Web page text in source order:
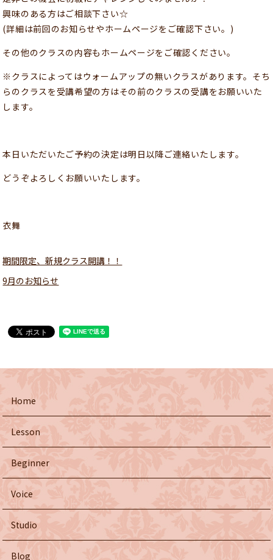
興味のある方はご相談下さい☆
(詳細は前回のお知らせやホームページをご確認下さい。)
その他のクラスの内容もホームページをご確認ください。
※クラスによってはウォームアップの無いクラスがあります。そち
らのクラスを受講希望の方はその前のクラスの受講をお願いいた
します。
本日いただいたご予約の決定は明日以降ご連絡いたします。
どうぞよろしくお願いいたします。
衣舞
期間限定、新規クラス開講！！
9月のお知らせ
Home
Lesson
Beginner
Voice
Studio
Blog